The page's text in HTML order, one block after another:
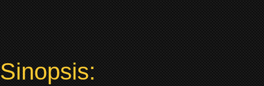
Sinopsis: